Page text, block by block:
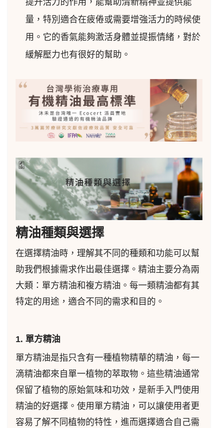
量，特別適合在疲倦或需要增強活力的時候使
用。它的香氣能夠激活身體並提振情緒，對於
緩解壓力也有很好的幫助。
精油種類與選擇
在選擇精油時，理解其不同的種類和功能可以幫
助我們根據需求作出最佳選擇。精油主要分為兩
大類：單方精油和複方精油。每一類精油都有其
特定的用途，適合不同的需求和目的。
1. 單方精油
單方精油是指只含有一種植物精華的精油，每一
滴精油都來自單一植物的萃取物。這些精油通常
保留了植物的原始氣味和功效，是新手入門使用
精油的好選擇。使用單方精油，可以讓使用者更
容易了解不同植物的特性，進而選擇適合自己需